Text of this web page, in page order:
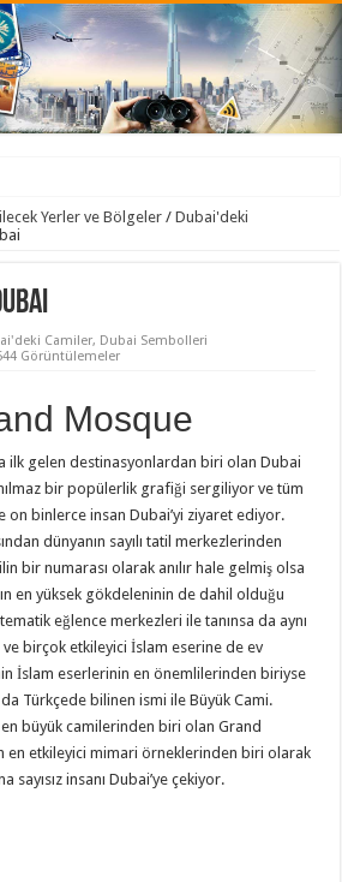
Yerler ve Bölgeler / Dubai'deki
Camiler, Dubai Sembolleri
Görüntülemeler
Mosque
ilk gelen destinasyonlardan biri olan Dubai
bir popülerlik grafiği sergiliyor ve tüm
on binlerce insan Dubai’yi ziyaret ediyor.
dünyanın sayılı tatil merkezlerinden
bir numarası olarak anılır hale gelmiş olsa
en yüksek gökdeleninin de dahil olduğu
eğlence merkezleri ile tanınsa da aynı
birçok etkileyici İslam eserine de ev
İslam eserlerinin en önemlilerinden biriyse
Türkçede bilinen ismi ile Büyük Cami.
büyük camilerinden biri olan Grand
en etkileyici mimari örneklerinden biri olarak
sayısız insanı Dubai’ye çekiyor.